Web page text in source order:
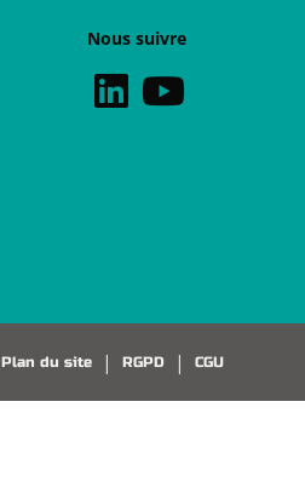
Nous suivre
Plan du site RGPD CGU